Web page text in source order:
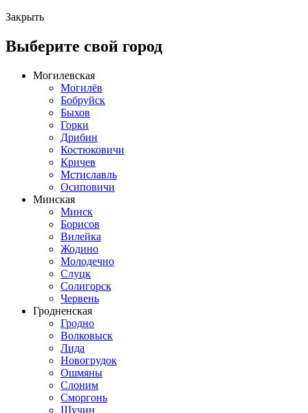
Закрыть
Выберите свой город
Могилевская
Могилёв
Бобруйск
Быхов
Горки
Дрибин
Костюковичи
Кричев
Мстиславль
Осиповичи
Минская
Минск
Борисов
Вилейка
Жодино
Молодечно
Слуцк
Солигорск
Червень
Гродненская
Гродно
Волковыск
Лида
Новогрудок
Ошмяны
Слоним
Сморгонь
Щучин